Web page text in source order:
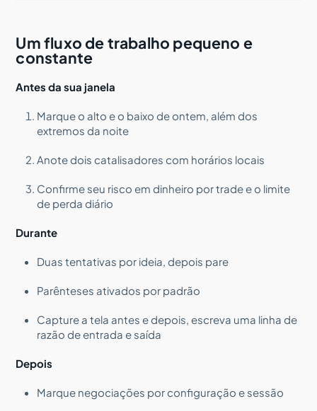
Um fluxo de trabalho pequeno e
constante
Antes da sua janela
Marque o alto e o baixo de ontem, além dos
extremos da noite
Anote dois catalisadores com horários locais
Confirme seu risco em dinheiro por trade e o limite
de perda diário
Durante
Duas tentativas por ideia, depois pare
Parênteses ativados por padrão
Capture a tela antes e depois, escreva uma linha de
razão de entrada e saída
Depois
Marque negociações por configuração e sessão